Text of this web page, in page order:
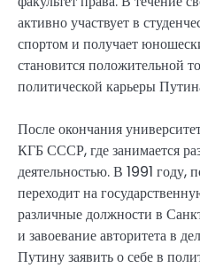
активно участвует в
спортом и получает
становится положительной
политической карьеры
После окончания
КГБ СССР, где занимается
деятельностью. В 1991 году,
переходит на
различные должности в
и завоевание авторитета в
Путину заявить о себе в